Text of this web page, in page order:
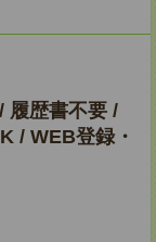
履歴書不要 /
/ WEB登録・